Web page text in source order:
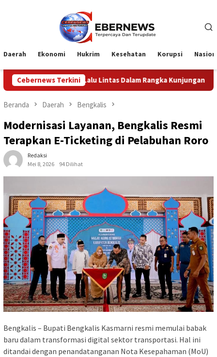
Daerah Ekonomi Hukrim Kesehatan Korupsi
Cebernews Terkini
Lintas Dalam Rangka Kunjungan Menteri Pertahanan RI
Beranda Daerah Bengkalis
Modernisasi Layanan, Bengkalis Resmi
Terapkan E-Ticketing di Pelabuhan Roro
Redaksi
Mei 8, 2026
94 Dilihat
Bengkalis – Bupati Bengkalis Kasmarni resmi memulai babak
baru dalam transformasi digital sektor transportasi. Hal ini
ditandai dengan penandatanganan Nota Kesepahaman (MoU)